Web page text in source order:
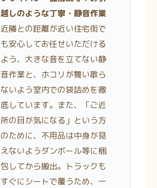
越しのような丁寧・静音作業
近隣との距離が近い住宅街で
も安心してお任せいただける
よう、大きな音を立てない静
音作業と、ホコリが舞い散ら
ないよう室内での袋詰めを徹
底しています。また、「ご近
所の目が気になる」という方
のために、不用品は中身が見
えないようダンボール等に梱
包してから搬出。トラックも
すぐにシートで覆うため、一